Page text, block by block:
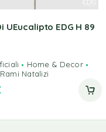
UEucalipto EDG H 89
Home & Decor
Rami Natalizi